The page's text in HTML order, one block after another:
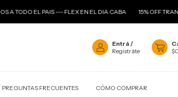
EL PAIS --- FLEX EN EL DIA CABA 15% OFF
Entrá /
Registráte
$0
PREGUNTAS FRECUENTES CÓMO COMPRAR